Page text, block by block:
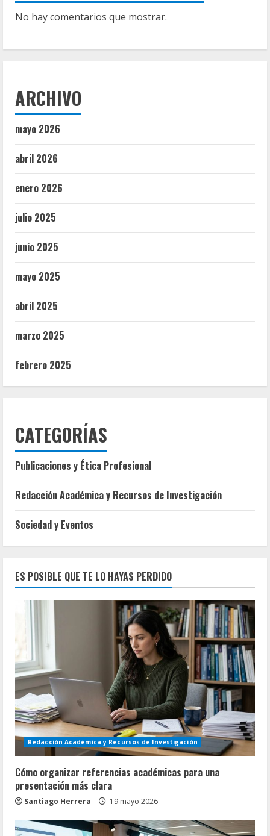
No hay comentarios que mostrar.
ARCHIVO
mayo 2026
abril 2026
enero 2026
julio 2025
junio 2025
mayo 2025
abril 2025
marzo 2025
febrero 2025
CATEGORÍAS
Publicaciones y Ética Profesional
Redacción Académica y Recursos de Investigación
Sociedad y Eventos
ES POSIBLE QUE TE LO HAYAS PERDIDO
Redacción Académica y Recursos de Investigación
Cómo organizar referencias académicas para una
presentación más clara
Santiago Herrera 19 mayo 2026